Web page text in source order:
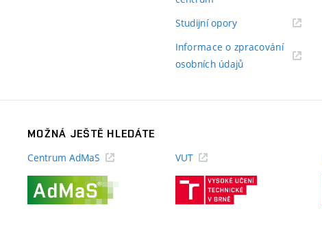
Studijní opory(externí
Informace o zpracování
osobních údajů(externí
MOŽNÁ JEŠTĚ HLEDÁTE
Centrum AdMaS
VUT
(externí